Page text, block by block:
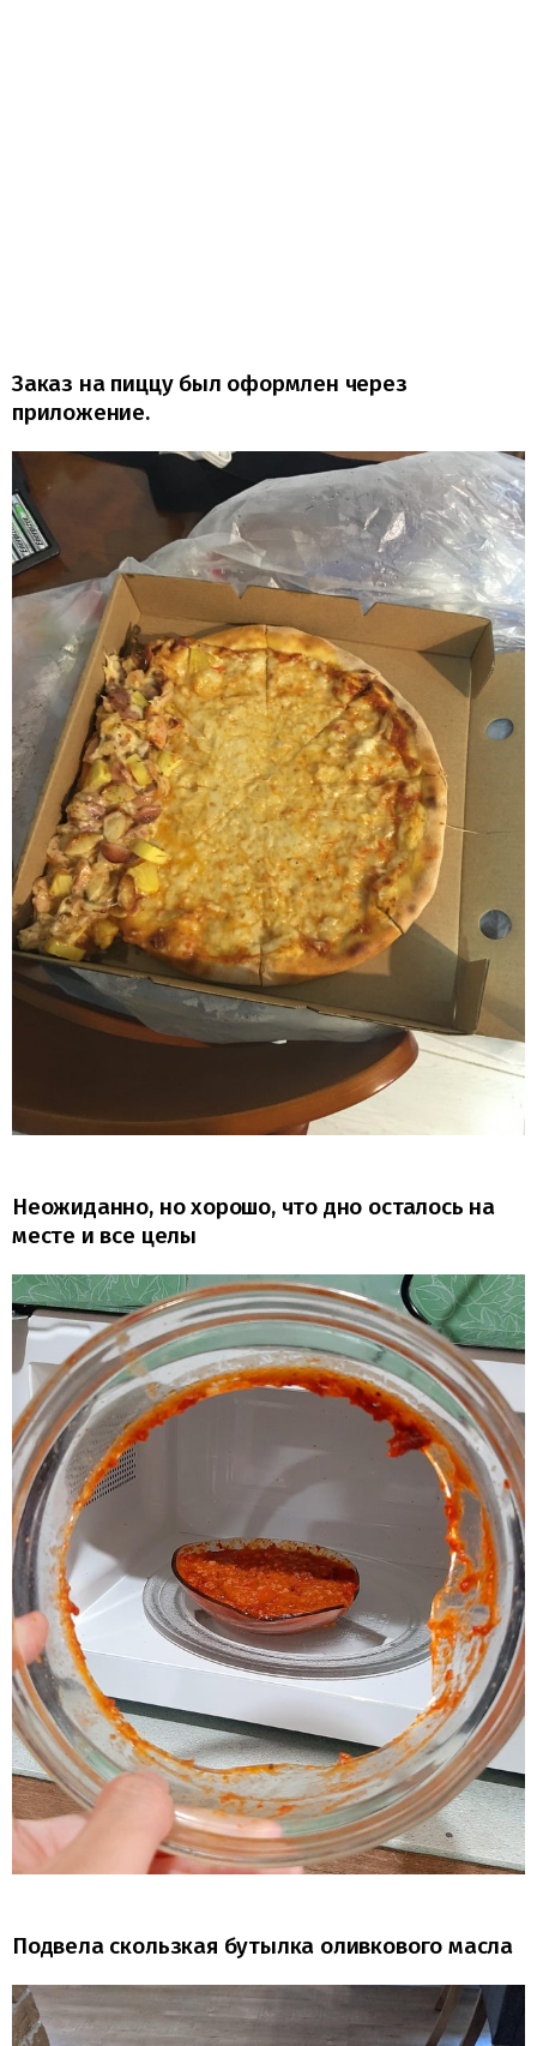
Заказ на пиццу был оформлен через
приложение.
Неожиданно, но хорошо, что дно осталось на
месте и все целы
Подвела скользкая бутылка оливкового масла